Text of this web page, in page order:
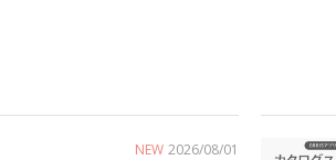
NEW 2026/08/01